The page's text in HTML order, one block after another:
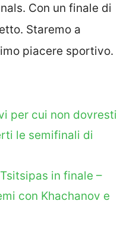
Con un finale di
Staremo a
piacere sportivo.
per cui non dovresti
le semifinali di
in finale –
con Khachanov e